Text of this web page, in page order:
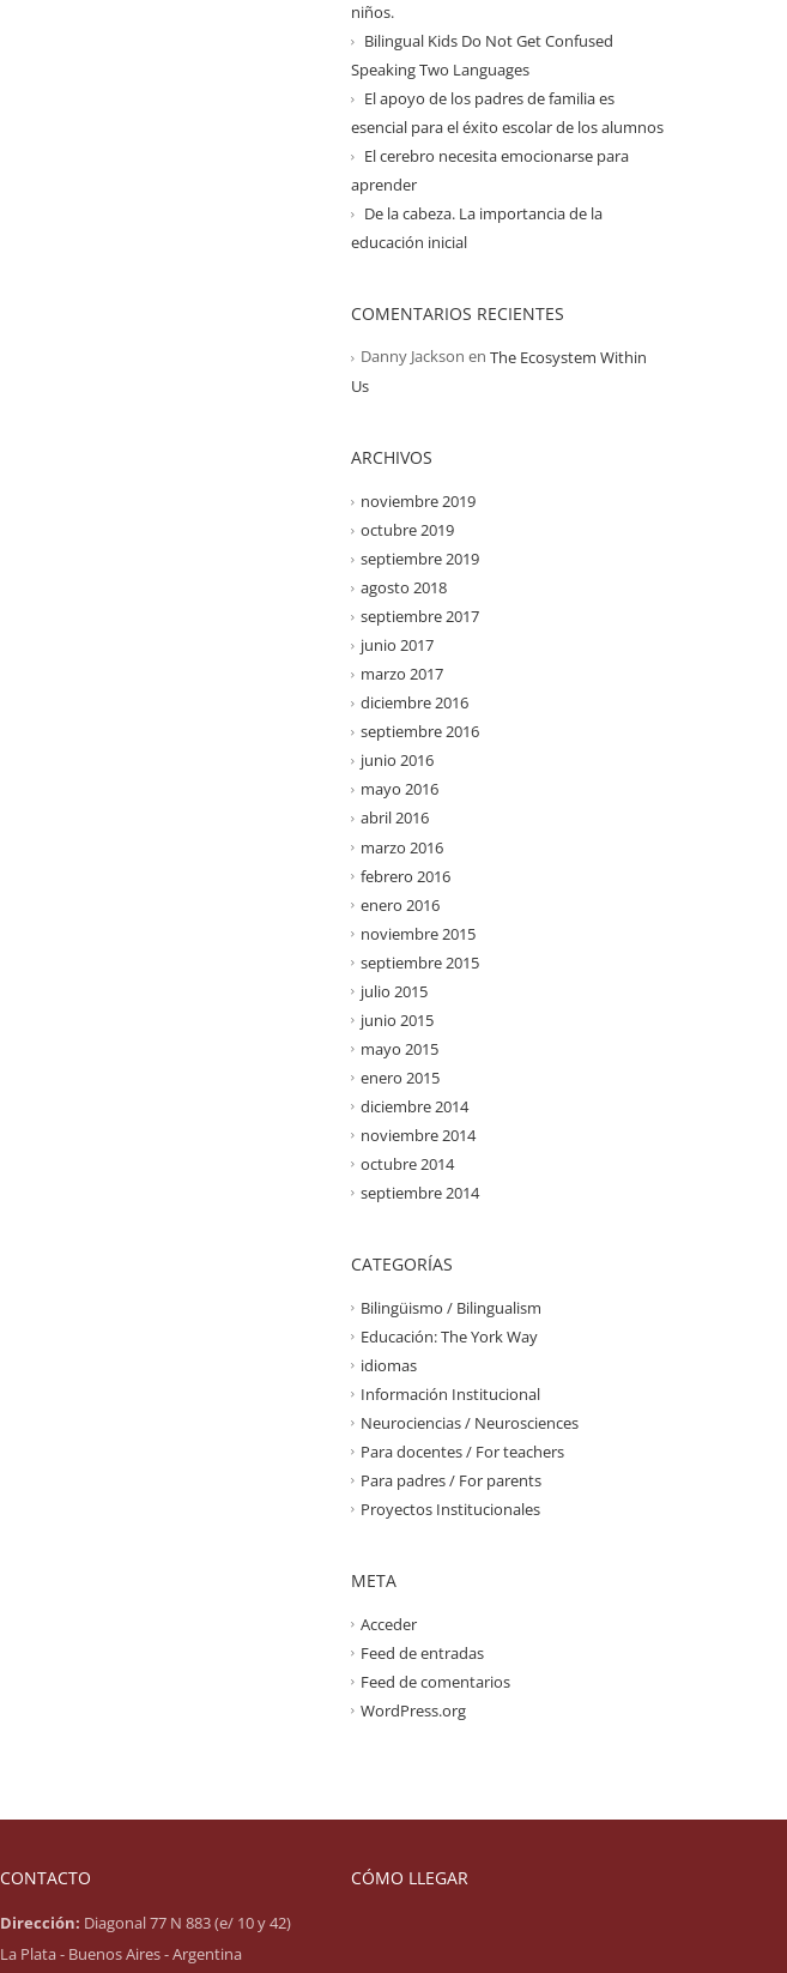
niños.
Bilingual Kids Do Not Get Confused
Speaking Two Languages
El apoyo de los padres de familia es
esencial para el éxito escolar de los alumnos
El cerebro necesita emocionarse para
aprender
De la cabeza. La importancia de la
educación inicial
COMENTARIOS RECIENTES
Danny Jackson en The Ecosystem Within
Us
ARCHIVOS
noviembre 2019
octubre 2019
septiembre 2019
agosto 2018
septiembre 2017
junio 2017
marzo 2017
diciembre 2016
septiembre 2016
junio 2016
mayo 2016
abril 2016
marzo 2016
febrero 2016
enero 2016
noviembre 2015
septiembre 2015
julio 2015
junio 2015
mayo 2015
enero 2015
diciembre 2014
noviembre 2014
octubre 2014
septiembre 2014
CATEGORÍAS
Bilingüismo / Bilingualism
Educación: The York Way
idiomas
Información Institucional
Neurociencias / Neurosciences
Para docentes / For teachers
Para padres / For parents
Proyectos Institucionales
META
Acceder
Feed de entradas
Feed de comentarios
WordPress.org
CONTACTO
Dirección: Diagonal 77 N 883 (e/ 10 y 42)
La Plata - Buenos Aires - Argentina
CÓMO LLEGAR